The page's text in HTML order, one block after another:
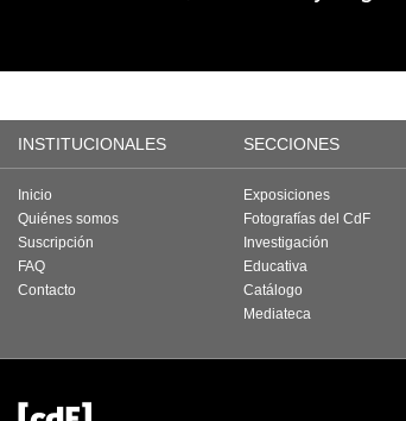
INSTITUCIONALES SECCIONES
Inicio
Quiénes somos
Suscripción
FAQ
Contacto
Exposiciones
Fotografías del CdF
Investigación
Educativa
Catálogo
Mediateca